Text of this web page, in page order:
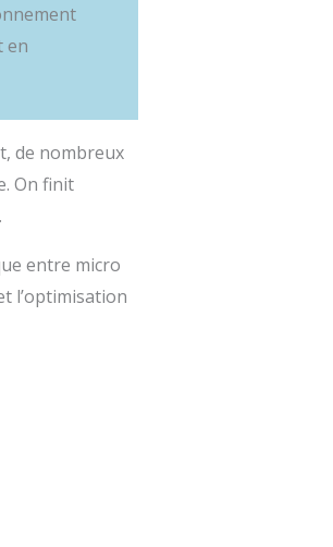
en
de nombreux
On finit
entre micro
l’optimisation